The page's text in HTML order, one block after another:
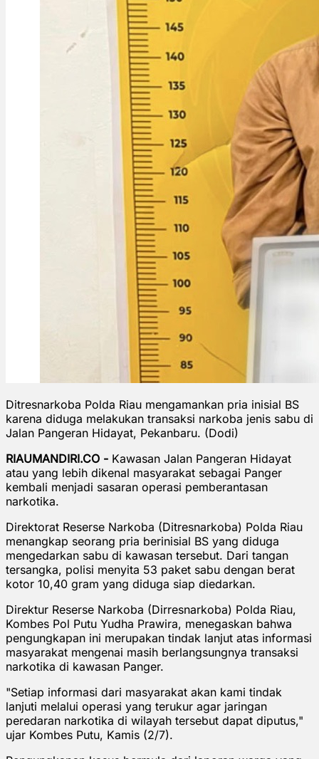
Ditresnarkoba Polda Riau mengamankan pria inisial BS
karena diduga melakukan transaksi narkoba jenis sabu di
Jalan Pangeran Hidayat, Pekanbaru. (Dodi)
RIAUMANDIRI.CO - Kawasan Jalan Pangeran Hidayat
atau yang lebih dikenal masyarakat sebagai Panger
kembali menjadi sasaran operasi pemberantasan
narkotika.
Direktorat Reserse Narkoba (Ditresnarkoba) Polda Riau
menangkap seorang pria berinisial BS yang diduga
mengedarkan sabu di kawasan tersebut. Dari tangan
tersangka, polisi menyita 53 paket sabu dengan berat
kotor 10,40 gram yang diduga siap diedarkan.
Direktur Reserse Narkoba (Dirresnarkoba) Polda Riau,
Kombes Pol Putu Yudha Prawira, menegaskan bahwa
pengungkapan ini merupakan tindak lanjut atas informasi
masyarakat mengenai masih berlangsungnya transaksi
narkotika di kawasan Panger.
"Setiap informasi dari masyarakat akan kami tindak
lanjuti melalui operasi yang terukur agar jaringan
peredaran narkotika di wilayah tersebut dapat diputus,"
ujar Kombes Putu, Kamis (2/7).